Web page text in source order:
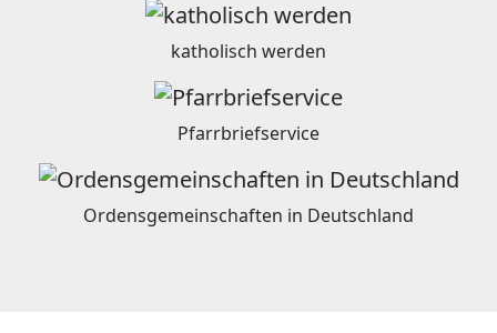
katholisch werden
Pfarrbriefservice
Ordensgemeinschaften in Deutschland